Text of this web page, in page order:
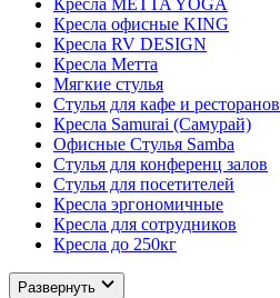
Кресла METTA YOGA
Кресла офисные KING
Кресла RV DESIGN
Кресла Метта
Мягкие стулья
Стулья для кафе и ресторанов
Кресла Samurai (Самурай)
Офисные Стулья Samba
Стулья для конференц залов
Стулья для посетителей
Кресла эргономичные
Кресла для сотрудников
Кресла до 250кг
Развернуть